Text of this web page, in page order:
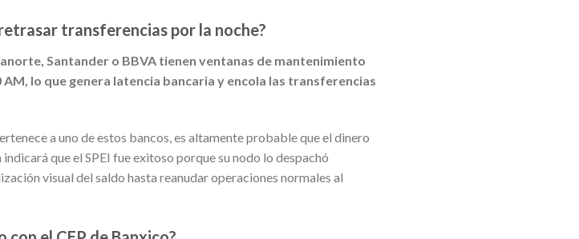
transferencias por la noche?
Santander o BBVA tienen ventanas de mantenimiento
lo que genera latencia bancaria y encola las transferencias
a uno de estos bancos, es altamente probable que el dinero
que el SPEI fue exitoso porque su nodo lo despachó
visual del saldo hasta reanudar operaciones normales al